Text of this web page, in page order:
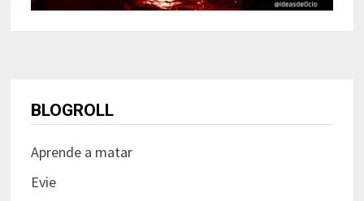
BLOGROLL
Aprende a matar
Evie